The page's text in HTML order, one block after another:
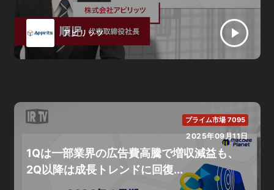
アピリッツ
プライム市場 7095
2025年09月11日
1Qは一部業界の広告費高騰で増収減益も、
2Q以降は成長トレンドに回復...